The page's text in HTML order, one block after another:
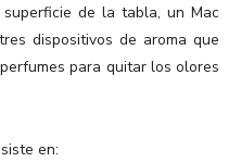
de la tabla, un Mac
dispositivos de aroma que
para quitar los olores
en: